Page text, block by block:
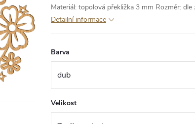
Materiál: topolová překližka 3 mm Rozměr: dle
Detailní informace
Barva
Velikost